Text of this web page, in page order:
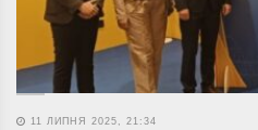
11 ЛИПНЯ 2025, 21:34